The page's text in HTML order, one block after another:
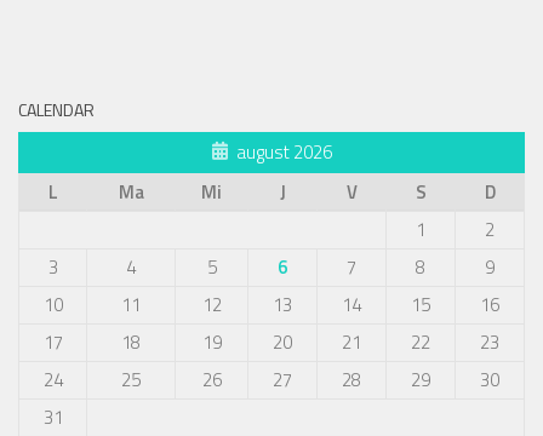
CALENDAR
august 2026
L
Ma Mi J V S
D
1
2
3
4 5 6 7 8
9
10
11 12 13 14 15
16
17
18 19 20 21 22
23
24
25 26 27 28 29
30
31